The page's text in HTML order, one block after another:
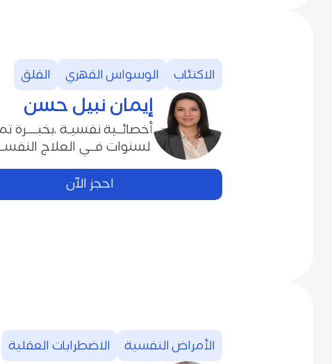
الاكتئاب الوسواس القهري القلق
إيمان‭ ‬نبيل‭ ‬حسن
احجز الآن
الأمراض‭ ‬النفسية الاضطرابات‭ ‬العقلية